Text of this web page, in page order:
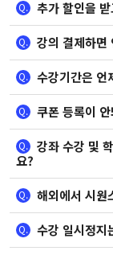
Q. 추가 할인을
Q. 강의 결제하면
Q. 수강기간은 언
Q. 쿠폰 등록이
Q.
강좌 수강 및
요?
Q. 해외에서 시원
Q. 수강 일시정지